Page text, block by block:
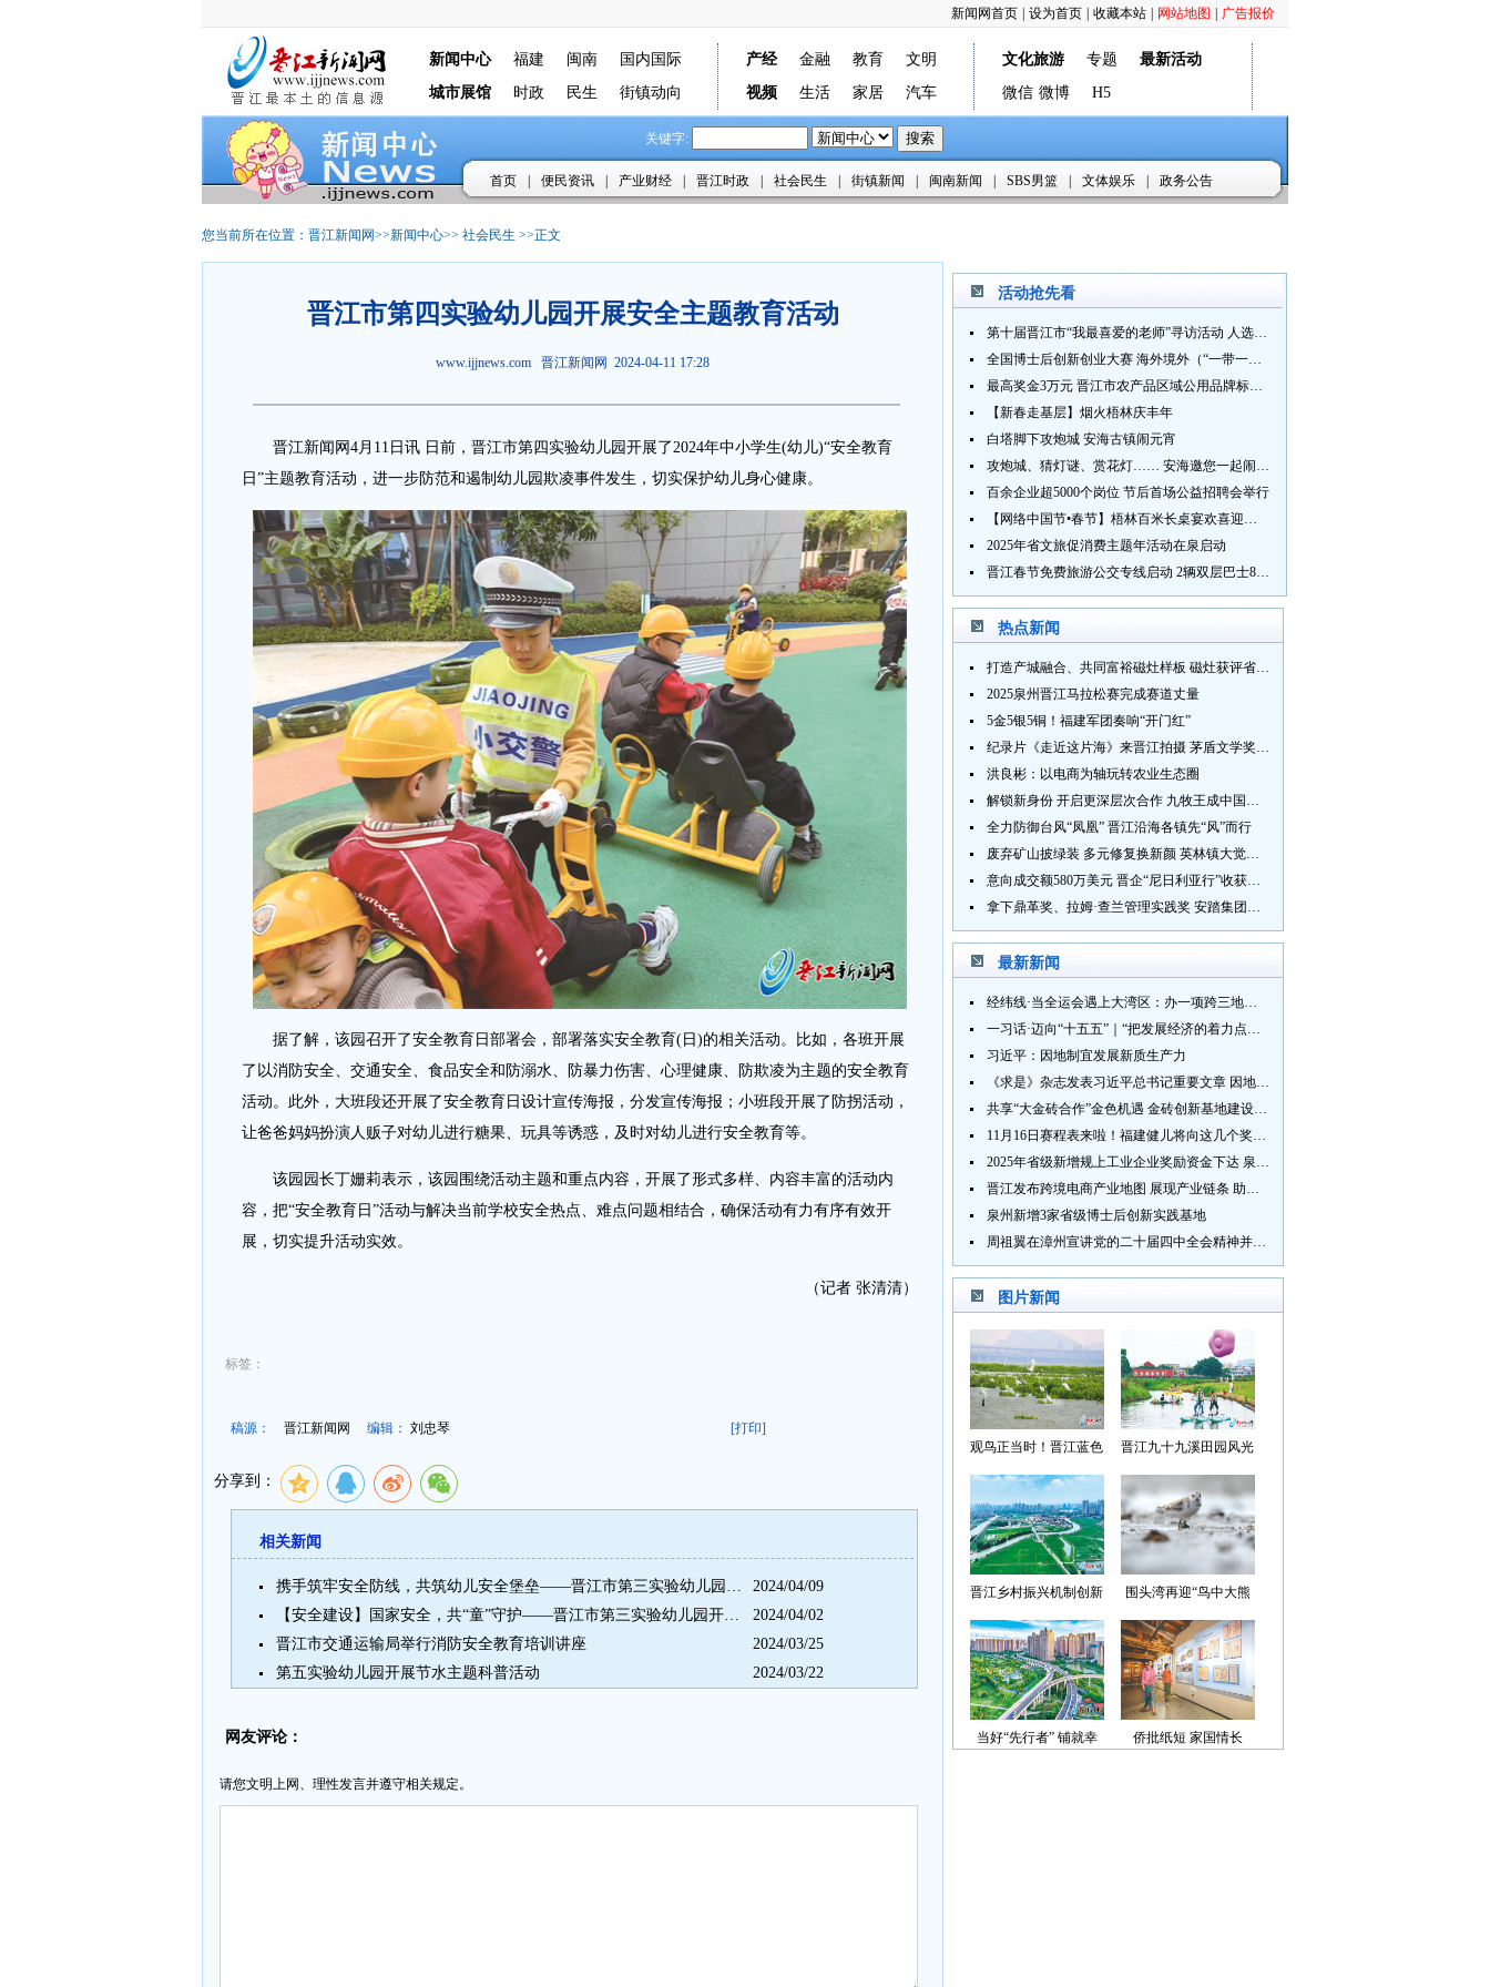
广告报价
网站地图
收藏本站
设为首页
新闻网首页
新闻中心 福建 闽南
国内国际
城市展馆
时政 民生 街镇动向
产经 金融 教育
文明
视频
生活 家居 汽车
文化旅游 专题
最新活动
微信 微博 H5
关键字:
首页 便民资讯 产业财经 晋江时政 社会民生 街镇新闻 闽南新闻 SBS男篮 文体娱乐 政务公告
您当前所在位置： 晋江新闻网>>新闻中心>> 社会民生 >>正文
晋江市第四实验幼儿园开展安全主题教育活动
www.ijjnews.com 晋江新闻网 2024-04-11 17:28
晋江新闻网4月11日讯 日前，晋江市第四实验幼儿园开展了2024年中小学生(幼儿)“安全教育
日”主题教育活动，进一步防范和遏制幼儿园欺凌事件发生，切实保护幼儿身心健康。
据了解，该园召开了安全教育日部署会，部署落实安全教育(日)的相关活动。比如，各班开展
了以消防安全、交通安全、食品安全和防溺水、防暴力伤害、心理健康、防欺凌为主题的安全教育
活动。此外，大班段还开展了安全教育日设计宣传海报，分发宣传海报；小班段开展了防拐活动，
让爸爸妈妈扮演人贩子对幼儿进行糖果、玩具等诱惑，及时对幼儿进行安全教育等。
该园园长丁姗莉表示，该园围绕活动主题和重点内容，开展了形式多样、内容丰富的活动内
容，把“安全教育日”活动与解决当前学校安全热点、难点问题相结合，确保活动有力有序有效开
展，切实提升活动实效。
（记者 张清清）
标签：
稿源： 晋江新闻网 编辑： 刘忠琴 [打印]
分享到：
相关新闻
携手筑牢安全防线，共筑幼儿安全堡垒——晋江市第三实验幼儿园举行防震减灾主题晨会
2024/04/09
【安全建设】国家安全，共“童”守护——晋江市第三实验幼儿园开展安全主题晨会
2024/04/02
晋江市交通运输局举行消防安全教育培训讲座
2024/03/25
第五实验幼儿园开展节水主题科普活动
2024/03/22
网友评论：
请您文明上网、理性发言并遵守相关规定。
活动抢先看
第十届晋江市“我最喜爱的老师”寻访活动 人选推荐火热进行中 快来“秀”您最喜爱的老师
全国博士后创新创业大赛 海外境外（“一带一路”）赛七大赛道等你来战
最高奖金3万元 晋江市农产品区域公用品牌标识Logo及特色农产品包装设计征集活动正式启动
【新春走基层】烟火梧林庆丰年
白塔脚下攻炮城 安海古镇闹元宵
攻炮城、猜灯谜、赏花灯…… 安海邀您一起闹元宵
百余企业超5000个岗位 节后首场公益招聘会举行
【网络中国节•春节】梧林百米长桌宴欢喜迎新春
2025年省文旅促消费主题年活动在泉启动
晋江春节免费旅游公交专线启动 2辆双层巴士8辆铛铛车带你游
热点新闻
打造产城融合、共同富裕磁灶样板 磁灶获评省级乡村振兴示范乡镇
2025泉州晋江马拉松赛完成赛道丈量
5金5银5铜！福建军团奏响“开门红”
纪录片《走近这片海》来晋江拍摄 茅盾文学奖得主麦家探寻晋江“海海”人生
洪良彬：以电商为轴玩转农业生态圈
解锁新身份 开启更深层次合作 九牧王成中国奥委会官方赞助商
全力防御台风“凤凰” 晋江沿海各镇先“风”而行
废弃矿山披绿装 多元修复换新颜 英林镇大觉山片区废弃矿山生态修复项目通过验收
意向成交额580万美元 晋企“尼日利亚行”收获满满
拿下鼎革奖、拉姆·查兰管理实践奖 安踏集团获企业管理权威奖项
最新新闻
经纬线·当全运会遇上大湾区：办一项跨三地的赛事有多硬核？
一习话·迈向“十五五”｜“把发展经济的着力点放在实体经济上”
习近平：因地制宜发展新质生产力
《求是》杂志发表习近平总书记重要文章 因地制宜发展新质生产力
共享“大金砖合作”金色机遇 金砖创新基地建设成效显著
11月16日赛程表来啦！福建健儿将向这几个奖牌发起冲击→
2025年省级新增规上工业企业奖励资金下达 泉州市获补资金居全省首位
晋江发布跨境电商产业地图 展现产业链条 助力“晋品出海”
泉州新增3家省级博士后创新实践基地
周祖翼在漳州宣讲党的二十届四中全会精神并调研
图片新闻
观鸟正当时！晋江蓝色
晋江九十九溪田园风光
光”首批认定名单
晋江乡村振兴机制创新
围头湾再迎“鸟中大熊
当好“先行者” 铺就幸
侨批纸短 家国情长